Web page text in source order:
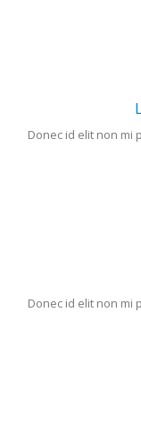
Donec id elit non mi
Donec id elit non mi